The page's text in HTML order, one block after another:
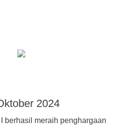
2024
berhasil meraih penghargaan